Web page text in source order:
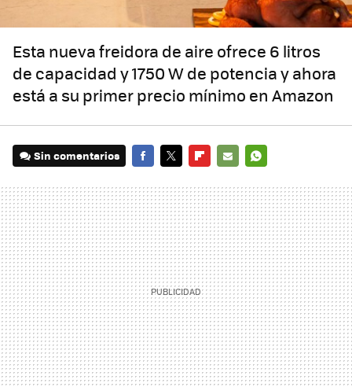
Esta nueva freidora de aire ofrece 6 litros
de capacidad y 1750 W de potencia y ahora
está a su primer precio mínimo en Amazon
Sin comentarios
MAIL